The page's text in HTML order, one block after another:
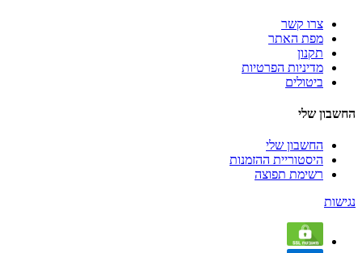
צרו קשר
מפת האתר
תקנון
מדיניות הפרטיות
ביטולים
החשבון שלי
החשבון שלי
היסטוריית ההזמנות
רשימת תפוצה
נגישות